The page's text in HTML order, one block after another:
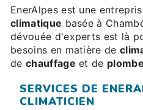
EnerAlpes est une
climatique basée à
dévouée d'experts est là
besoins en matière de
de chauffage et de
SERVICES DE
CLIMATICIEN